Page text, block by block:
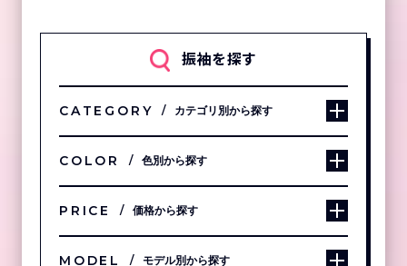
振袖を探す
CATEGORY カテゴリ別から探す
COLOR 色別から探す
PRICE 価格から探す
MODEL モデル別から探す